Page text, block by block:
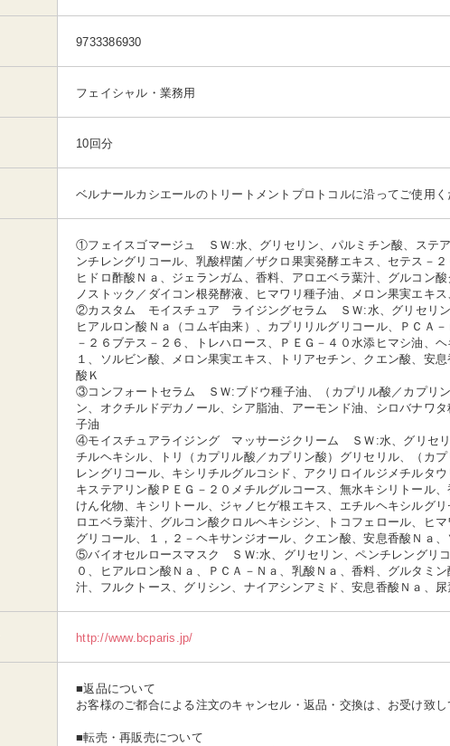
9733386930
フェイシャル・業務用
10回分
ベルナールカシエールのトリートメントプロトコルに沿ってご使用く
①フェイスゴマージュ ＳＷ:水、グリセリン、パルミチン酸、ステ
ンチレングリコール、乳酸桿菌／ザクロ果実発酵エキス、セテス－
ヒドロ酢酸Ｎａ、ジェランガム、香料、アロエベラ葉汁、グルコン
ノストック／ダイコン根発酵液、ヒマワリ種子油、メロン果実エキ
②カスタム モイスチュア ライジングセラム ＳＷ:水、グリセリン
ヒアルロン酸Ｎａ（コムギ由来）、カプリリルグリコール、ＰＣＡ
－２６ブテス－２６、トレハロース、ＰＥＧ－４０水添ヒマシ油、
１、ソルビン酸、メロン果実エキス、トリアセチン、クエン酸、安
酸Ｋ
③コンフォートセラム ＳＷ:ブドウ種子油、（カプリル酸／カプリ
ン、オクチルドデカノール、シア脂油、アーモンド油、シロバナワ
子油
④モイスチュアライジング マッサージクリーム ＳＷ:水、グリセリ
チルヘキシル、トリ（カプリル酸／カプリン酸）グリセリル、（カ
レングリコール、キシリチルグルコシド、アクリロイルジメチルタ
キステアリン酸ＰＥＧ－２０メチルグルコース、無水キシリトール
けん化物、キシリトール、ジャノヒゲ根エキス、エチルヘキシルグ
ロエベラ葉汁、グルコン酸クロルヘキシジン、トコフェロール、ヒ
グリコール、１，２－ヘキサンジオール、クエン酸、安息香酸Ｎａ
⑤バイオセルロースマスク ＳＷ:水、グリセリン、ペンチレングリ
０、ヒアルロン酸Ｎａ、ＰＣＡ－Ｎａ、乳酸Ｎａ、香料、グルタミ
汁、フルクトース、グリシン、ナイアシンアミド、安息香酸Ｎａ、
http://www.bcparis.jp/
■返品について
お客様のご都合による注文のキャンセル・返品・交換は、お受け致し
■転売・再販売について